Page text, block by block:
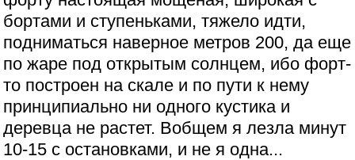
бортами и ступеньками, тяжело идти,
подниматься наверное метров 200, да еще
по жаре под открытым солнцем, ибо форт-
то построен на скале и по пути к нему
принципиально ни одного кустика и
деревца не растет. Вобщем я лезла минут
10-15 с остановками, и не я одна...